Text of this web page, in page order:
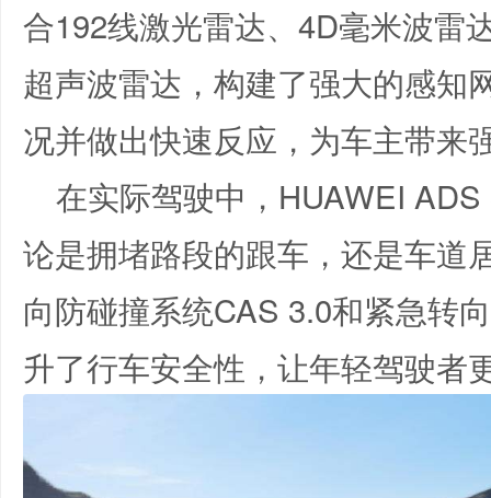
合192线激光雷达、4D毫米波雷
超声波雷达，构建了强大的感知
况并做出快速反应，为车主带来
在实际驾驶中，HUAWEI
论是拥堵路段的跟车，还是车道
向防碰撞系统CAS 3.0和紧急转
升了行车安全性，让年轻驾驶者